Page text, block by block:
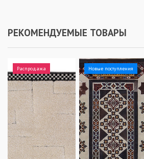
РЕКОМЕНДУЕМЫЕ ТОВАРЫ
Распродажа Новые поступления